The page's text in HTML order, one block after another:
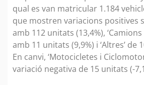
qual es van matricular 1.184
que mostren variacions positives
amb 112 unitats (13,4%),
amb 11 unitats (9,9%) i ‘Altres’ de
En canvi, ‘Motocicletes i
variació negativa de 15 unitats (-